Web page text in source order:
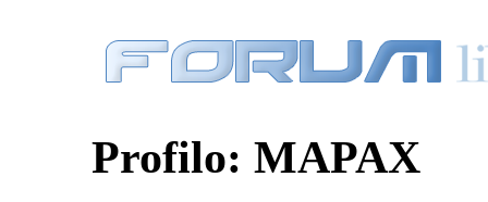
Profilo: MAPAX